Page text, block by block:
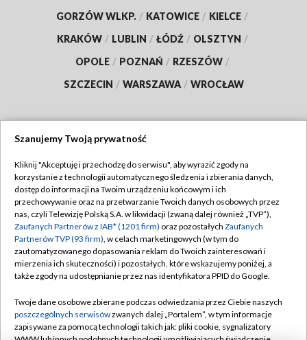
GORZÓW WLKP. / KATOWICE / KIELCE /
KRAKÓW / LUBLIN / ŁÓDŹ / OLSZTYN /
OPOLE / POZNAŃ / RZESZÓW /
SZCZECIN / WARSZAWA / WROCŁAW
TVP
Abonament TVP
Emisja w TVP
Centrum informacji TVP
Naziemna Telewizja Cyfrowa
Rada Programowa
System NOS
Regulamin TVP
Polityka prywatności
Moje zgody
Pomoc
Kontakt
Szanujemy Twoją prywatność
Kliknij "Akceptuję i przechodzę do serwisu", aby wyrazić zgody na
korzystanie z technologii automatycznego śledzenia i zbierania danych,
dostęp do informacji na Twoim urządzeniu końcowym i ich
przechowywanie oraz na przetwarzanie Twoich danych osobowych przez
nas, czyli Telewizję Polską S.A. w likwidacji (zwaną dalej również „TVP”),
Zaufanych Partnerów z IAB* (1201 firm) oraz pozostałych Zaufanych
Partnerów TVP (93 firm), w celach marketingowych (w tym do
zautomatyzowanego dopasowania reklam do Twoich zainteresowań i
mierzenia ich skuteczności) i pozostałych, które wskazujemy poniżej, a
także zgody na udostępnianie przez nas identyfikatora PPID do Google.
Twoje dane osobowe zbierane podczas odwiedzania przez Ciebie naszych
poszczególnych serwisówzwanych dalej „Portalem”, w tym informacje
zapisywane za pomocą technologii takich jak: pliki cookie, sygnalizatory